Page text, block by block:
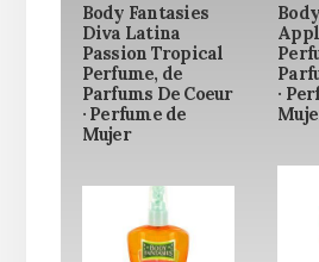
Body Fantasies
Diva Latina
Passion Tropical
Perfume, de
Parfums De Coeur
· Perfume de
Mujer
·